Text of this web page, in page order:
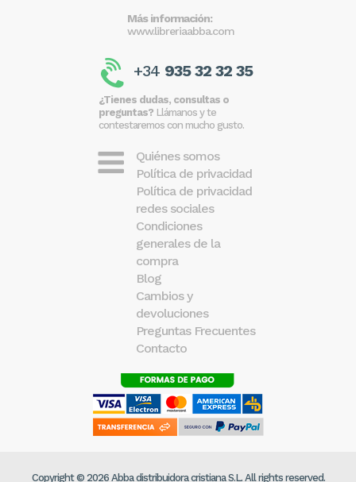
Más información:
www.libreriaabba.com
+34 935 32 32 35
¿Tienes dudas, consultas o
preguntas? Llámanos y te
contestaremos con mucho gusto.
Quiénes somos
Política de privacidad
Política de privacidad
redes sociales
Condiciones
generales de la
compra
Blog
Cambios y
devoluciones
Preguntas Frecuentes
Contacto
Copyright © 2026 Abba distribuidora cristiana S.L. All rights reserved.